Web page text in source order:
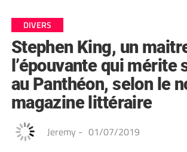
DIVERS
Stephen King, un
l’épouvante qui mérite
au Panthéon, selon le
magazine littéraire
Jeremy - 01/07/2019